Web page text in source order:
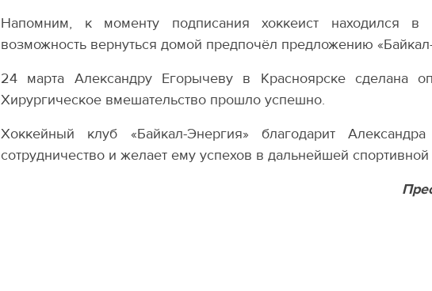
Напомним, к моменту подписания хоккеист находился в
возможность вернуться домой предпочёл предложению «
24 марта Александру Егорычеву в Красноярске сделана
Хирургическое вмешательство прошло успешно.
Хоккейный клуб
«Байкал-Энергия» благодарит
сотрудничество и желает ему успехов в дальнейшей спортивной